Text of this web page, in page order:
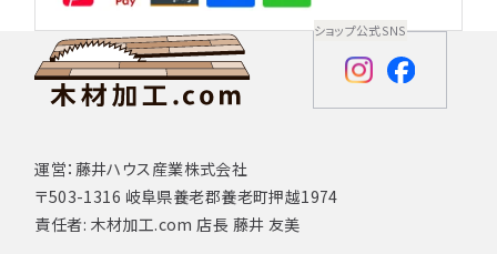
運営：藤井ハウス産業株式会社
〒503-1316 岐阜県養老郡養老町押越1974
責任者: 木材加工.com 店長 藤井 友美
ショップ公式SNS